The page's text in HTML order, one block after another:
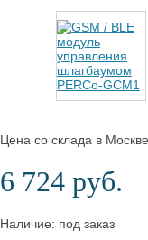
Цена со склада в
6 724 руб.
Наличие: под заказ